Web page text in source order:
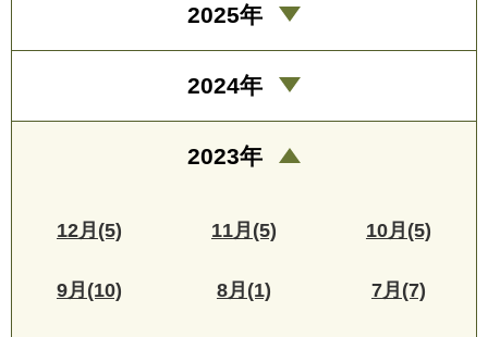
2025年
2024年
2023年
12月(5) 11月(5) 10月(5)
9月(10) 8月(1) 7月(7)